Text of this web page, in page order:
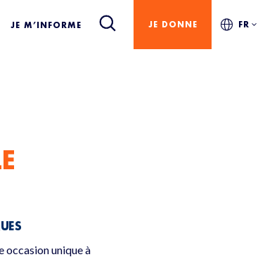
JE M’INFORME JE DONNE FR
occasion unique à